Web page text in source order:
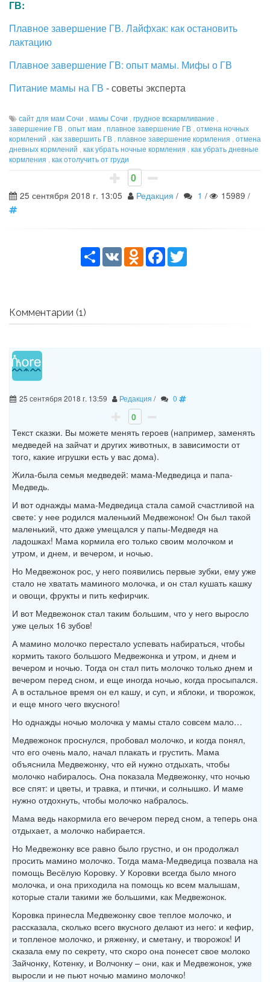
ГВ:
Плавное завершение ГВ. Лайфхак: как остановить
лактацию
Плавное завершение ГВ: опыт мамы. Мифы о ГВ
Питание мамы на ГВ - советы эксперта
сайт для мам Сочи мамы Сочи грудное вскармливание
завершение ГВ опыт мам плавное завершение ГВ отмена ночных
кормлений как завершить ГВ плавное завершение кормления отмена
дневных кормлений как убрать ночные кормления как убрать дневные
кормления как отолучить от груди
0
25 сентября 2018 г. 13:05 Редакция / 1 / 15989 /
ShareVK Odnoklassniki
Facebook
Twitter
Комментарии (1)
25 сентября 2018 г. 13:59 Редакция / 0
0
Текст сказки. Вы можете менять героев (например, заменять
медведей на зайчат и других животных, в зависимости от
того, какие игрушки есть у вас дома).
Жила-была семья медведей: мама-Медведица и папа-
Медведь.
И вот однажды мама-Медведица стала самой счастливой на
свете: у нее родился маленький Медвежонок! Он был такой
маленький, что даже умещался у папы-Медведя на
ладошках! Мама кормила его только своим молочком и
утром, и днем, и вечером, и ночью.
Но Медвежонок рос, у него появились первые зубки, ему уже
стало не хватать маминого молочка, и он стал кушать кашку
и овощи, фрукты и пить кефирчик.
И вот Медвежонок стал таким большим, что у него выросло
уже целых 16 зубов!
А мамино молочко перестало успевать набираться, чтобы
кормить такого большого Медвежонка и утром, и днем и
вечером и ночью. Тогда он стал пить молочко только днем и
вечером перед сном, и еще иногда ночью, когда просыпался.
А в остальное время он ел кашу, и суп, и яблоки, и творожок,
и еще много чего вкусного!
Но однажды ночью молочка у мамы стало совсем мало…
Медвежонок проснулся, пробовал молочко, и когда понял,
что его очень мало, начал плакать и грустить. Мама
объяснила Медвежонку, что ей нужно отдыхать, чтобы
молочко набиралось. Она показала Медвежонку, что ночью
все спят: и цветы, и травка, и птички, и солнышко. И маме
нужно отдохнуть, чтобы молочко набралось.
Мама ведь накормила его вечером перед сном, а теперь она
отдыхает, а молочко набирается.
Но Медвежонку все равно было грустно, и он продолжал
просить мамино молочко. Тогда мама-Медведица позвала на
помощь Весёлую Коровку. У Коровки всегда было много
молочка, и она приходила на помощь ко всем малышам,
которые стали такими же большими, как Медвежонок.
Коровка принесла Медвежонку свое теплое молочко, и
рассказала, сколько всего вкусного делают из него: и кефир,
и топленое молочко, и ряженку, и сметану, и творожок! И
сказала ему по секрету, что скоро она понесет свое молоко
Зайчонку, Котенку, и Волчонку – они, как и Медвежонок, уже
выросли и не пьют ночью мамино молочко!